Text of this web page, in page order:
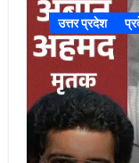
उत्तर प्रदेश